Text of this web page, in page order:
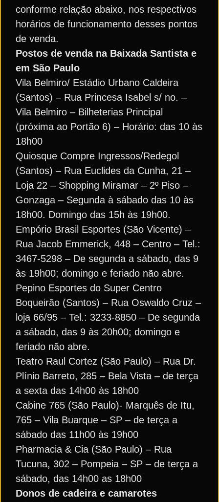
conforme relação abaixo, nos respectivos
horários de funcionamento desses pontos
de venda.
Postos de venda na Baixada Santista e
em São Paulo
Vila Belmiro/ Estádio Urbano Caldeira
(Santos) – Rua Princesa Isabel s/ no. –
Vila Belmiro – Bilheterias Principal
(próxima ao Portão 6) – Horário: das 10 às
18h00
Quiosque Compre Ingressos/Redegol
(Santos) – Rua Euclides da Cunha, 21 –
Loja 22 – Shopping Miramar – 2º Piso –
Gonzaga – Segunda à sábado das 10 às
18h00. Domingo das 15h às 19h00.
Empório Brasil Esportes (São Vicente) –
Rua Jacob Emmerick, 448 – Centro – Tel.:
3467-5298 – De segunda a sábado, das 9
às 19h00; domingo e feriado não abre.
Pepino Esportes do Super Centro
Boqueirão (Santos) – Rua Oswaldo Cruz –
loja 66/95 – Tel.: 3233-8850 – De segunda
a sábado, das 9 às 20h00; domingo e
feriado não abre.
Teatro Raul Cortez (São Paulo) – Rua Dr.
Plínio Barreto, 285 – Bela Vista – de terça
a sexta das 14h00 às 18h00
Cabine 765 (São Paulo)- Marquês de Itu,
765 – Vila Buarque – SP – de terça a
sábado das 11h00 às 19h00
Pharmacia & Cia (São Paulo) – Rua
Tucuna, 302 – Pompeia – SP – de terça a
sábado, das 14h00 as 18h00
Donos de cadeira e camarotes